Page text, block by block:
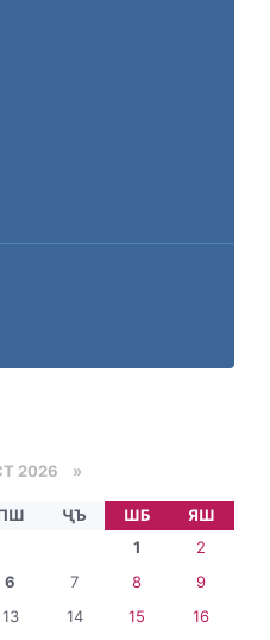
2026 »
ҶЪ ШБ
ЯШ
1
2
6 7 8
9
13 14 15
16